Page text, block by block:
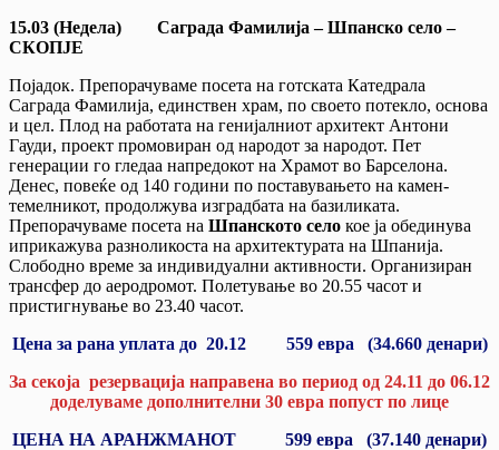
15.03 (Недела)
Саграда Фамилија – Шпанско село –
СКОПЈЕ
Појадок. Препорачуваме посета на готската Катедрала
Саграда Фамилија, единствен храм, по своето потекло, основа
и цел. Плод на работата на генијалниот архитект Антони
Гауди, проект промовиран од народот за народот. Пет
генерации го гледаа напредокот на Храмот во Барселона.
Денес, повеќе од 140 години по поставувањето на камен-
темелникот, продолжува изградбата на базиликата.
Препорачуваме посета на Шпанското село кое ја обединува
иприкажува разноликоста на архитектурата на Шпанија.
Слободно време за индивидуални активности. Организиран
трансфер до аеродромот. Полетување во 20.55 часот и
пристигнување во 23.40 часот.
Цена за рана уплата до 20.12 559евра (34.660денари)
За секоја резервација направена во период од 24.11 до 06.12
доделуваме дополнителни 30 евра попуст по лице
ЦЕНА НА АРАНЖМАНОТ 599 евра (37.140 денари)